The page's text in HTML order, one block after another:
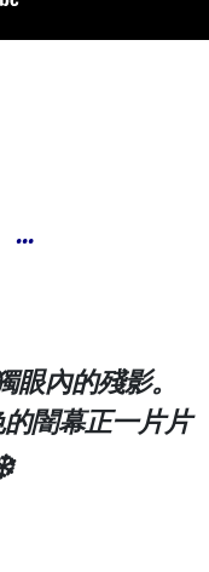
...
內的殘影。
闇幕正一片片